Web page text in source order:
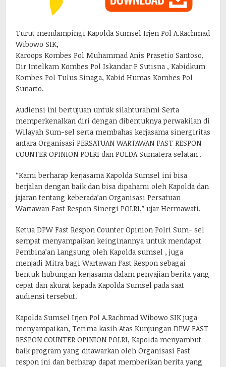
Turut mendampingi Kapolda Sumsel Irjen Pol A.Rachmad
Wibowo SIK,
Karoops Kombes Pol Muhammad Anis Prasetio Santoso,
Dir Intelkam Kombes Pol Iskandar F Sutisna , Kabidkum
Kombes Pol Tulus Sinaga, Kabid Humas Kombes Pol
Sunarto.
Audiensi ini bertujuan untuk silahturahmi Serta
memperkenalkan diri dengan dibentuknya perwakilan di
Wilayah Sum-sel serta membahas kerjasama sinergiritas
antara Organisasi PERSATUAN WARTAWAN FAST RESPON
COUNTER OPINION POLRI dan POLDA Sumatera selatan .
“Kami berharap kerjasama Kapolda Sumsel ini bisa
berjalan dengan baik dan bisa dipahami oleh Kapolda dan
jajaran tentang keberada’an Organisasi Persatuan
Wartawan Fast Respon Sinergi POLRI,” ujar Hermawati.
Ketua DPW Fast Respon Counter Opinion Polri Sum- sel
sempat menyampaikan keinginannya untuk mendapat
Pembina’an Langsung oleh Kapolda sumsel , juga
menjadi Mitra bagi Wartawan Fast Respon sebagai
bentuk hubungan kerjasama dalam penyajian berita yang
cepat dan akurat kepada Kapolda Sumsel pada saat
audiensi tersebut.
Kapolda Sumsel Irjen Pol A.Rachmad Wibowo SIK juga
menyampaikan, Terima kasih Atas Kunjungan DPW FAST
RESPON COUNTER OPINION POLRI, Kapolda menyambut
baik program yang ditawarkan oleh Organisasi Fast
respon ini dan berharap dapat memberikan berita yang